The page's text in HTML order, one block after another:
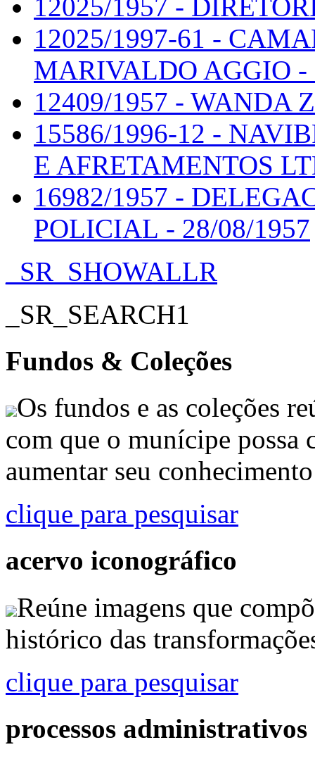
12025/1957 -
12025/1997-61 -
MARIVALDO AGGIO -
12409/1957 - WANDA
15586/1996-12 -
E AFRETAMENTOS
16982/1957 -
POLICIAL - 28/08/1957
_SR_SHOWALLR
_SR_SEARCH1
Fundos & Coleções
Os fundos e as coleções
com que o munícipe possa
aumentar seu
clique para pesquisar
acervo iconográfico
Reúne imagens que
histórico das
clique para pesquisar
processos administrativos